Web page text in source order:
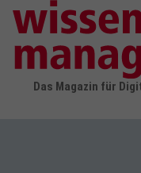
Das Magazin für